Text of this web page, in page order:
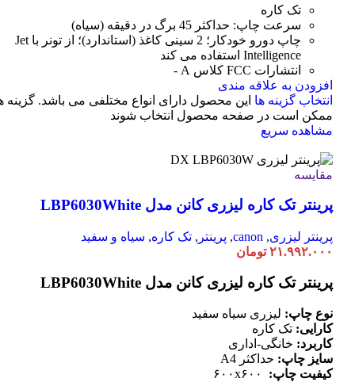
تک کاره
سرعت چاپ: حداکثر 45 برگ در دقیقه (سیاه)
چاپ دورو خودکار؛ 2 سینی کاغذ (استاندارد)؛ از تونر با Jet
Intelligence استفاده می کند
انتشارات FCC کلاس A -
افزودن به علاقه مندی
انتخاب گزینه ها این محصول دارای انواع مختلفی می باشد. گزینه
ممکن است در صفحه محصول انتخاب شوند
مشاهده سریع
مقایسه
پرینتر تک کاره لیزری کانن مدل LBP6030White
پرینتر لیزری,
canon
, پرینتر , تک کاره, سیاه و سفید
۲۱.۹۹۲.۰۰۰ تومان
پرینتر تک کاره لیزری کانن مدل LBP6030White
نوع چاپ: لیزری سیاه سفید
کارایی: تک کاره
کاربرد: خانگی-اداری
سایز چاپ: حداکثر A4
کیفیت چاپ:
۶۰۰x۶۰۰